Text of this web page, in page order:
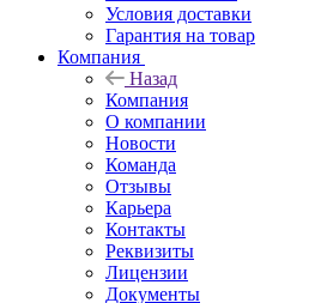
Условия доставки
Гарантия на товар
Компания
Назад
Компания
О компании
Новости
Команда
Отзывы
Карьера
Контакты
Реквизиты
Лицензии
Документы